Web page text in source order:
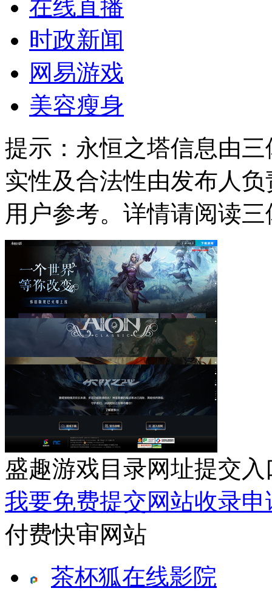
在线直播
时政新闻
网易游戏
美容瘦身
提示： 永恒之塔信息由
实性及合法性由发布人
用户参考。详情请阅读
盛趣游戏目录网址提交入
我要免费提交网站收录申
付费快审网站
茶杯狐在线影院